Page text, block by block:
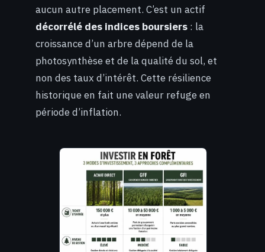
aucun autre placement. C’est un actif
décorrélé des indices boursiers : la
croissance d’un arbre dépend de la
photosynthèse et de la qualité du sol, et
non des taux d’intérêt. Cette résilience
historique en fait une valeur refuge en
période d’inflation.